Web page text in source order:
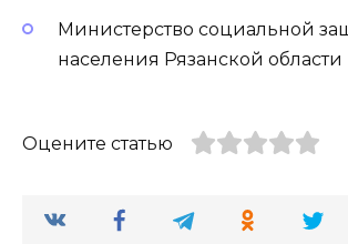
Министерство социальной
населения Рязанской области
Оцените статью